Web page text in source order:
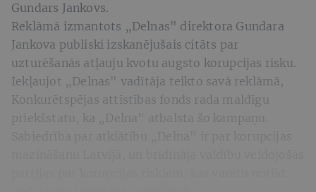
Gundars Jankovs.
Reklāmā izmantots „Delnas" direktora Gundara
Jankova publiski izskanējušais citāts par
uzturēšanās atļauju kvotu augsto korupcijas risku.
Iekļaujot „Delnas" vadītāja teikto savā reklāmā,
Konkurētspējas attīstības fonds rada maldīgu
priekšstatu, ka „Delna" atbalsta šo kampaņu.